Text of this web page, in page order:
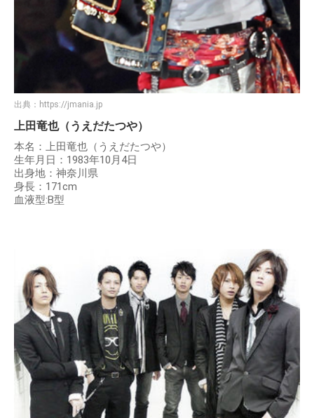
出典： https://jmania.jp
上田竜也（うえだたつや）
本名：上田竜也（うえだたつや）
生年月日：1983年10月4日
出身地：神奈川県
身長：171cm
血液型:B型